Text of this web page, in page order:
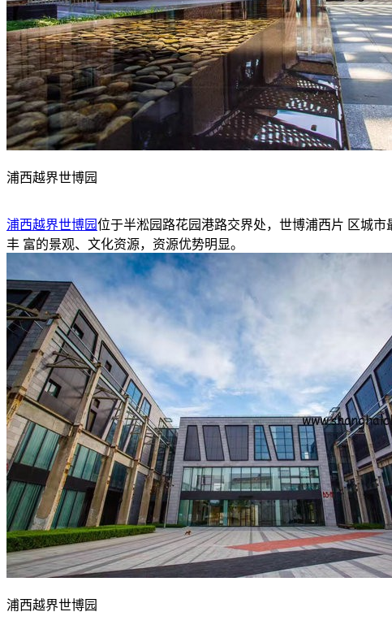
浦西越界世博园
浦西越界世博园位于半淞园路花园港路交界处，世博浦西片 区城
丰 富的景观、文化资源，资源优势明显。
浦西越界世博园